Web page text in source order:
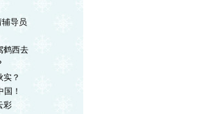
辅导员
鹤西去
实？
！
彩